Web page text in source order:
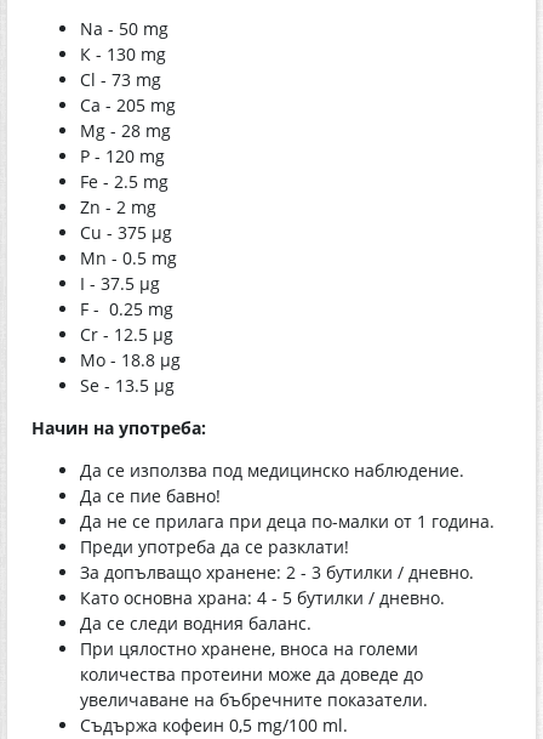
Na - 50 mg
К - 130 mg
Cl - 73 mg
Са - 205 mg
Mg - 28 mg
P - 120 mg
Fe - 2.5 mg
Zn - 2 mg
Cu - 375 μg
Mn - 0.5 mg
I - 37.5 μg
F - 0.25 mg
Cr - 12.5 μg
Mo - 18.8 μg
Se - 13.5 μg
Начин на употреба:
Да се използва под медицинско наблюдение.
Да се пие бавно!
Да не се прилага при деца по-малки от 1 година.
Преди употреба да се разклати!
За допълващо хранене: 2 - 3 бутилки / дневно.
Като основна храна: 4 - 5 бутилки / дневно.
Да се следи водния баланс.
При цялостно хранене, вноса на големи
количества протеини може да доведе до
увеличаване на бъбречните показатели.
Съдържа кофеин 0,5 mg/100 ml.